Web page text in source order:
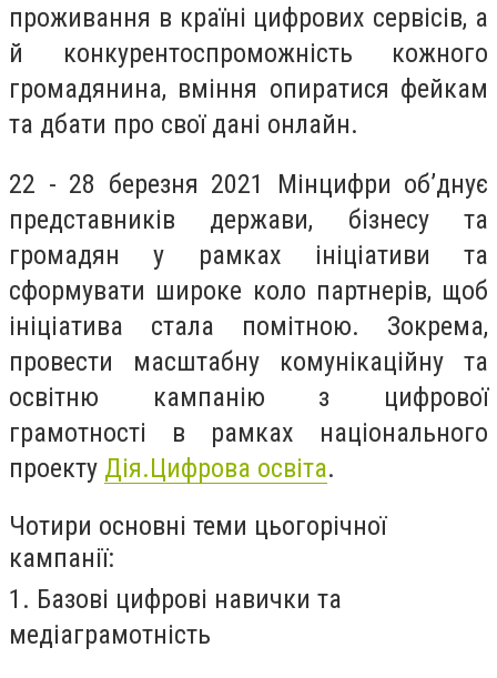
проживання в країні цифрових сервісів, а
й конкурентоспроможність кожного
громадянина, вміння опиратися фейкам
та дбати про свої дані онлайн.
22 - 28 березня 2021 Мінцифри об’днує
представників держави, бізнесу та
громадян у рамках ініціативи та
сформувати широке коло партнерів, щоб
ініціатива стала помітною. Зокрема,
провести масштабну комунікаційну та
освітню кампанію з цифрової
грамотності в рамках національного
проекту Дія.Цифрова освіта.
Чотири основні теми цьогорічної
кампанії:
1. Базові цифрові навички та
медіаграмотність